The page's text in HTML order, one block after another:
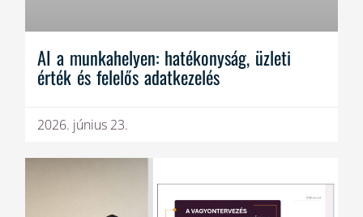
AI a munkahelyen: hatékonyság, üzleti
érték és felelős adatkezelés
2026. június 23.